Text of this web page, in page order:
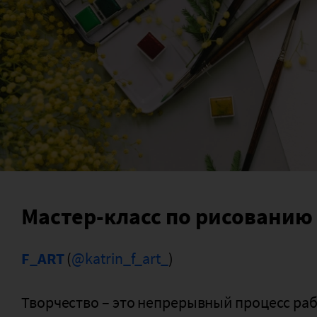
Мастер-класс по рисованию
F_ART(@katrin_f_art_ )
Творчество – это непрерывный процесс